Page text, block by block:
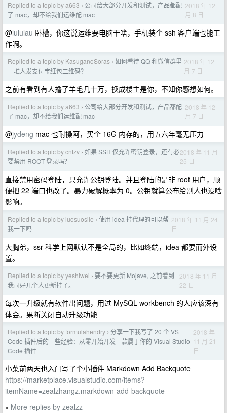
Replied to a topic by a663 › 公司给大部分开发和测试，产品都配
了 mac，却不给我们运维配 mac
2018 年 12
月 8 日
@lululau 卧槽，你这说运维要电脑干啥，手机装个 ssh 客户端也能工
作啊。
Replied to a topic by KasuganoSoras › 如何看待 QQ 和微信群里
一堆人发支付宝红包二维码？
2018 年 12
月 7 日
之前有看到有人撸了羊毛几十万，换成楼主是你，不知你感想如何。
Replied to a topic by a663 › 公司给大部分开发和测试，产品都配
了 mac，却不给我们运维配 mac
2018 年 12
月 7 日
@jydeng mac 也耐操阿，买个 16G 内存的，用五六年毫无压力
Replied to a topic by cnfzv › 如果 SSH 仅允许密钥登录，还有必
要禁用 ROOT 登录吗？
2018 年 11 月
25 日
直接禁用密码登陆，只允许公钥登陆。并且登陆的是非 root 用户，顺
便把 22 端口也改了。暴力破解概率为 0。公钥就算公布给别人也没啥
影响。
Replied to a topic by luosuosile › 使用 idea 挂代理的可以帮
我一下吗
2018 年 11 月 24
日
大胸弟，ssr 科学上网默认不是全局的，比如终端，idea 都要而外设
置。
Replied to a topic by yeshiwei › 要不要更新 Mojave, 之前看到
我司好几个人更新挂了。
2018 年 11 月
22 日
每次一升级就有软件出问题，用过 MySQL workbench 的人应该深有
体会。果断关闭自动升级功能
Replied to a topic by formulahendry › 分享一下我写了 20 个 VS
Code 插件后的一些经验：从零开始开发一款属于你的 Visual Studio
Code 插件
2018 年
11 月 21
日
小菜前两天也入门写了个小插件 Markdown Add Backquote
https://marketplace.visualstudio.com/items?
itemName=zealzhangz.markdown-add-backquote
» More replies by zealzz